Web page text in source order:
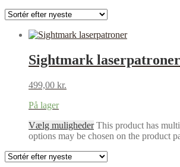
Sightmark laserpatroner
499,00 kr.
På lager
Vælg mulighederThis product has
options may be chosen on the product